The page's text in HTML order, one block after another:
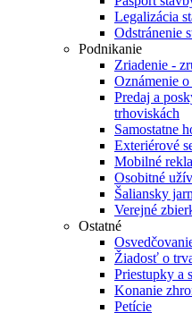
Legalizácia
Odstránenie
Podnikanie
Zriadenie -
Oznámenie
Predaj a
trhoviskách
Samostatne
Exteriérové
Mobilné
Osobitné
Šaliansky
Verejné
Ostatné
Žiadosť o
Priestupky a
Konanie
Petície